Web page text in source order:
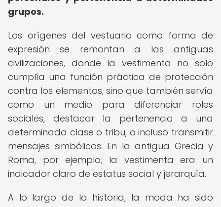
grupos.
Los orígenes del vestuario como forma de
expresión se remontan a las antiguas
civilizaciones, donde la vestimenta no solo
cumplía una función práctica de protección
contra los elementos, sino que también servía
como un medio para diferenciar roles
sociales, destacar la pertenencia a una
determinada clase o tribu, o incluso transmitir
mensajes simbólicos. En la antigua Grecia y
Roma, por ejemplo, la vestimenta era un
indicador claro de estatus social y jerarquía.
A lo largo de la historia, la moda ha sido